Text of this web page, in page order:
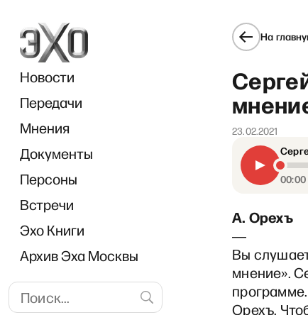
Новости
Передачи
Мнения
Документы
Персоны
Встречи
Эхо Книги
Архив Эха Москвы
На
23.02.2021
00:00
А. Орехъ
―
Вы
мнение».
Орехъ.
«В